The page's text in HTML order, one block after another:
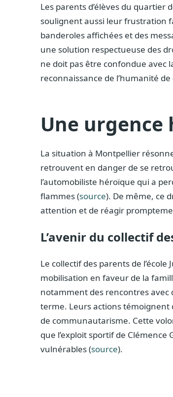
Les parents d’élèves du
soulignent aussi leur frustration
banderoles affichées et des
une solution respectueuse des
ne doit pas être confondue avec
reconnaissance de l’humanité
Une
La situation à Montpellier
retrouvent en danger de se
l’automobiliste héroïque qui a
flammes (source). De même, ce
attention et de réagir
L’avenir du collectif
Le collectif des parents de
mobilisation en faveur de la
notamment des rencontres avec
terme. Leurs actions témoignent
de communautarisme. Cette
que l’exploit sportif de
vulnérables (source).